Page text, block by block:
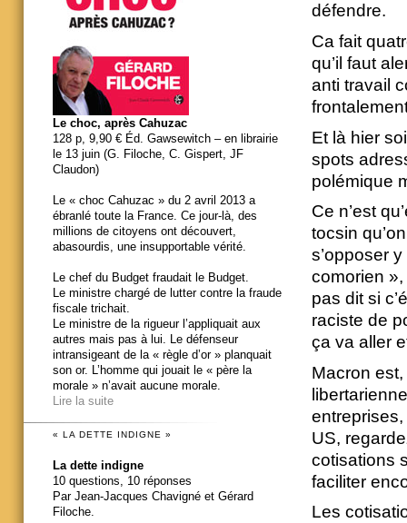
défendre.
Ca fait
qu’il faut
anti travail
Et là hier
spots
polémique
Ce n’est
tocsin
s’opposer
comorien »,
pas dit si
raciste de
ça va aller
Macron
entreprises,
US,
cotisations
faciliter
Les
Le choc, après Cahuzac
128 p, 9,90 € Éd. Gawsewitch – en librairie
le 13 juin (G. Filoche, C. Gispert, JF
Claudon)
Le « choc Cahuzac » du 2 avril 2013 a
ébranlé toute la France. Ce jour-là, des
millions de citoyens ont découvert,
abasourdis, une insupportable vérité.
Le chef du Budget fraudait le Budget.
Le ministre chargé de lutter contre la fraude
fiscale trichait.
Le ministre de la rigueur l’appliquait aux
autres mais pas à lui. Le défenseur
intransigeant de la « règle d’or » planquait
son or. L’homme qui jouait le « père la
morale » n’avait aucune morale.
Lire la suite
« LA DETTE INDIGNE »
La dette indigne
10 questions, 10 réponses
Par Jean-Jacques Chavigné et Gérard
Filoche.